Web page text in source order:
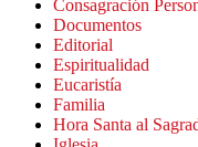
Consagración
Documentos
Editorial
Espiritualidad
Eucaristía
Familia
Hora Santa al